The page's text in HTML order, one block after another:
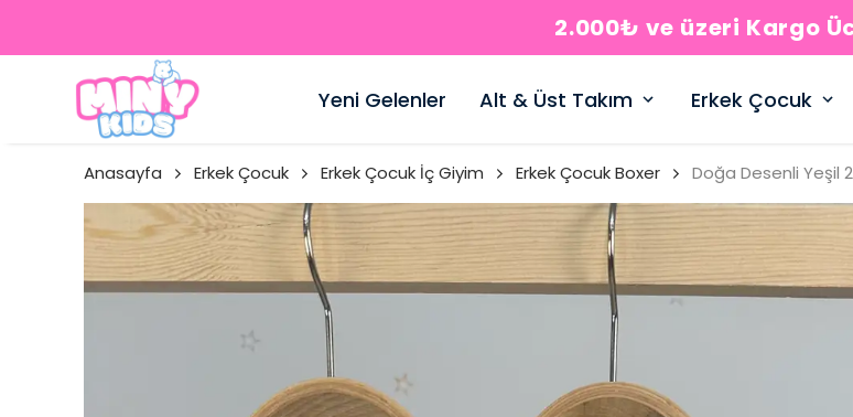
2.000₺ ve üzeri Kargo
Yeni Gelenler Alt & Üst Takım Erkek Çocuk
Anasayfa Erkek Çocuk Erkek Çocuk İç Giyim Erkek Çocuk Boxer Doğa Desenli Yeşil